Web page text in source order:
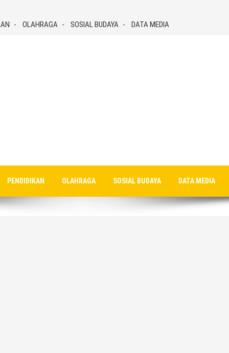
OLAHRAGA SOSIAL BUDAYA DATA MEDIA
PENDIDIKAN OLAHRAGA SOSIAL BUDAYA DATA MEDIA